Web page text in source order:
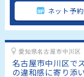
ネット予約
愛知県名古屋市中川区
名古屋市中川区で
の違和感に寄り添